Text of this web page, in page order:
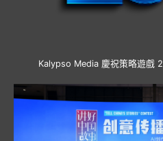
Kalypso Media 慶祝策略遊戲